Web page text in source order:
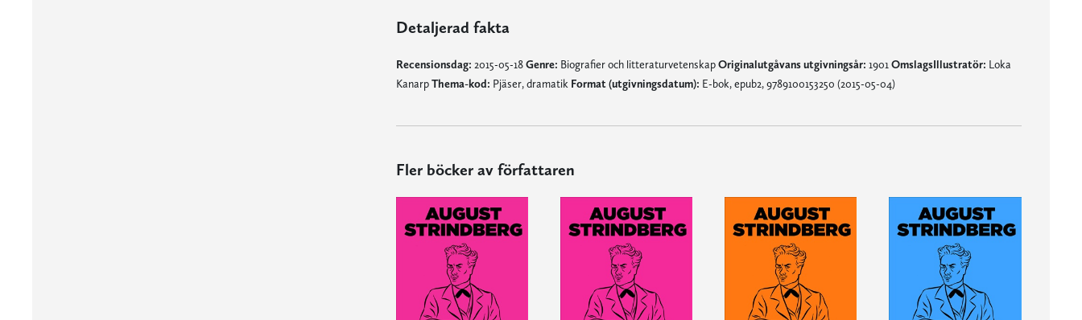
Detaljerad fakta
Recensionsdag: 2015-05-18Genre: Biografier och litteraturvetenskapOriginalutgåvans utgivningsår: 1901 OmslagsIllustratör: Loka
KanarpThema-kod: Pjäser, dramatik Format (utgivningsdatum): E-bok, epub2, 9789100153250 (2015-05-04)
Fler böcker av författaren